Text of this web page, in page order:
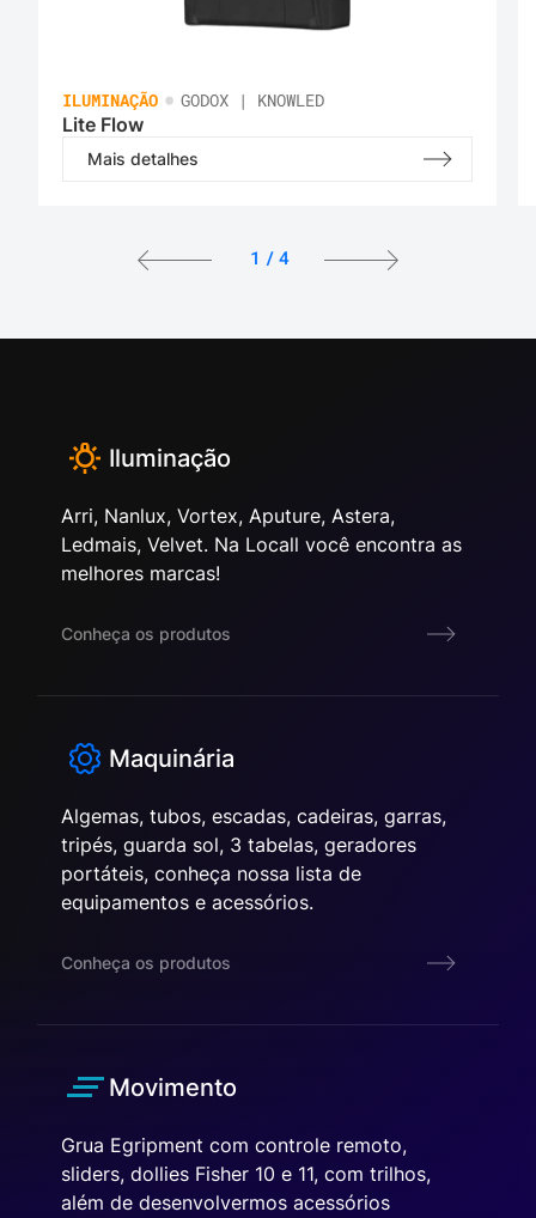
ILUMINAÇÃO •GODOX | KNOWLED
Lite Flow
Mais detalhes
1 / 4
Iluminação
Arri, Nanlux, Vortex, Aputure, Astera,
Ledmais, Velvet. Na Locall você encontra as
melhores marcas!
Conheça os produtos
Maquinária
Algemas, tubos, escadas, cadeiras, garras,
tripés, guarda sol, 3 tabelas, geradores
portáteis, conheça nossa lista de
equipamentos e acessórios.
Conheça os produtos
Movimento
Grua Egripment com controle remoto,
sliders, dollies Fisher 10 e 11, com trilhos,
além de desenvolvermos acessórios